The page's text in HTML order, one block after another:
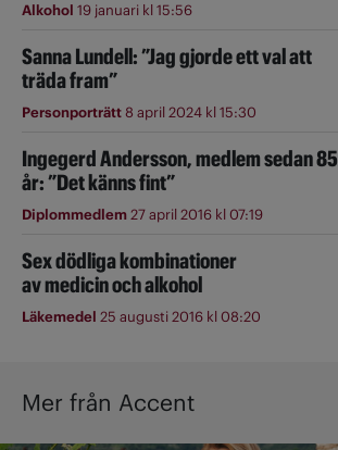
Alkohol 19 januari kl 15:56
Sanna Lundell: ”Jag gjorde ett val att
träda fram”
Personporträtt8 april 2024 kl 15:30
Ingegerd Andersson, medlem sedan 85
år: ”Det känns fint”
Diplommedlem27 april 2016 kl 07:19
Sex dödliga kombinationer
av medicin och alkohol
Läkemedel 25 augusti 2016 kl 08:20
Mer från Accent